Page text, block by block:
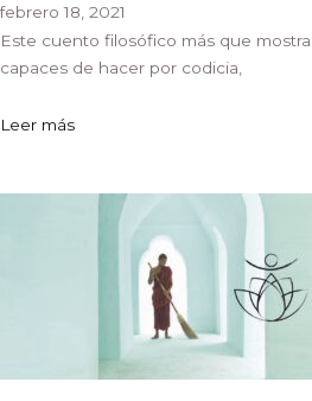
febrero 18, 2021
Este cuento filosófico más que
capaces de hacer por codicia,
Leer más